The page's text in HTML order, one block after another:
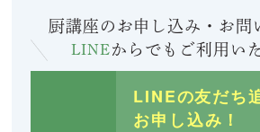
厨講座のお申し込み・お問
LINEからでも ご利用い
LINEの友だち
お申し込み！